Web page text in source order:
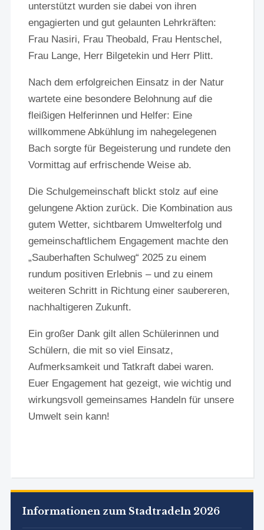
unterstützt wurden sie dabei von ihren
engagierten und gut gelaunten Lehrkräften:
Frau Nasiri, Frau Theobald, Frau Hentschel,
Frau Lange, Herr Bilgetekin und Herr Plitt.
Nach dem erfolgreichen Einsatz in der Natur
wartete eine besondere Belohnung auf die
fleißigen Helferinnen und Helfer: Eine
willkommene Abkühlung im nahegelegenen
Bach sorgte für Begeisterung und rundete den
Vormittag auf erfrischende Weise ab.
Die Schulgemeinschaft blickt stolz auf eine
gelungene Aktion zurück. Die Kombination aus
gutem Wetter, sichtbarem Umwelterfolg und
gemeinschaftlichem Engagement machte den
„Sauberhaften Schulweg“ 2025 zu einem
rundum positiven Erlebnis – und zu einem
weiteren Schritt in Richtung einer saubereren,
nachhaltigeren Zukunft.
Ein großer Dank gilt allen Schülerinnen und
Schülern, die mit so viel Einsatz,
Aufmerksamkeit und Tatkraft dabei waren.
Euer Engagement hat gezeigt, wie wichtig und
wirkungsvoll gemeinsames Handeln für unsere
Umwelt sein kann!
Informationen zum Stadtradeln 2026